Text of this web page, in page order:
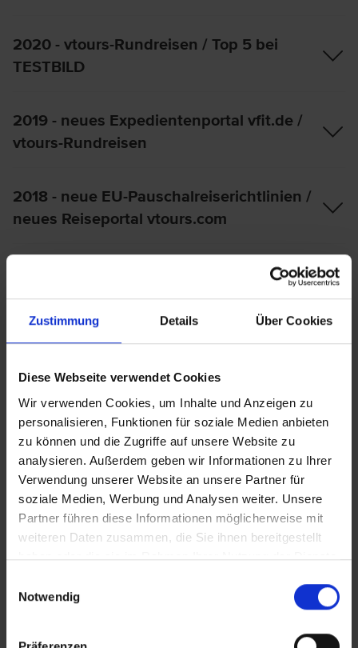
Zustimmung Details Über Cookies
Diese Webseite verwendet Cookies
Wir verwenden Cookies, um Inhalte und Anzeigen zu
personalisieren, Funktionen für soziale Medien anbieten
zu können und die Zugriffe auf unsere Website zu
analysieren. Außerdem geben wir Informationen zu Ihrer
Verwendung unserer Website an unsere Partner für
soziale Medien, Werbung und Analysen weiter. Unsere
Partner führen diese Informationen möglicherweise mit
weiteren Daten zusammen, die Sie ihnen bereitgestellt
haben oder die sie im Rahmen Ihrer Nutzung der Dienste
Notwendig
2020 - vtours-Rundreisen / Top 5 bei
TESTBILD
2019 - neues Expedientenportal vfit.de /
vtours-Rundreisen
2018 - neue EU-Pauschalreiserichtlinien /
neues Reiseportal vtours.com
2017 - Relaunch urlaubstransfers.de /
Kampagne:Werbung hilft!
2016 - Neues Gewand / Klimaschutz bei
vtours
2015 - Neue Vertriebswege / vfly wächst
2014 - vistamare.de geht live / 10 Jahre
vtours
2013 - vtours wird ausgezeichnet /
2012 - Gründung vfly